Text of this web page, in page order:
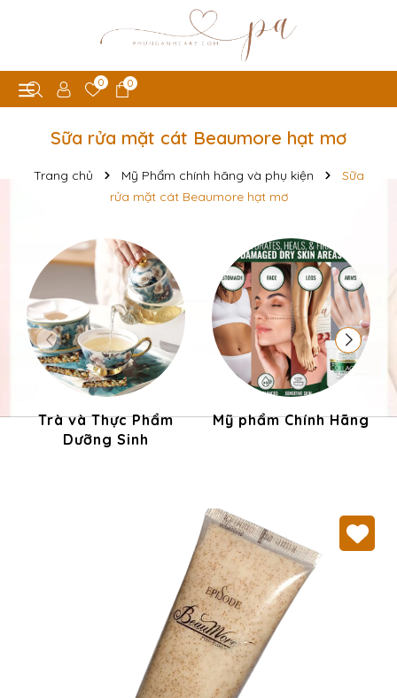
0 0
Sữa rửa mặt cát Beaumore hạt mơ
Trang chủ Mỹ Phẩm chính hãng và phụ kiện
Sữa
rửa mặt cát Beaumore hạt mơ
Trà và Thực Phẩm
Dưỡng Sinh
Mỹ phẩm Chính Hãng